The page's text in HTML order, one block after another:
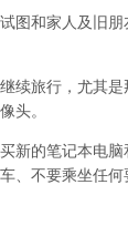
图和家人及旧
续旅行，尤其
头。
新的笔记本电
、不要乘坐任